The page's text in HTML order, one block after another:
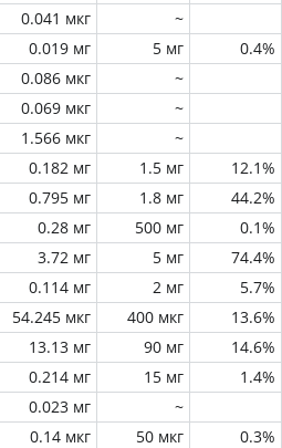
0.041 мкг
~
0.019 мг 5 мг 0.4%
0.086 мкг
~
0.069 мкг
~
1.566 мкг
~
0.182 мг 1.5 мг 12.1%
0.795 мг 1.8 мг 44.2%
0.28 мг 500 мг 0.1%
3.72 мг 5 мг 74.4%
0.114 мг 2 мг 5.7%
54.245 мкг 400 мкг 13.6%
13.13 мг 90 мг 14.6%
0.214 мг 15 мг 1.4%
0.023 мг
~
0.14 мкг 50 мкг 0.3%